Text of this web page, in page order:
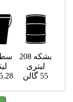
بشکه 208
لیتری
55 گالن
5.28 گالن